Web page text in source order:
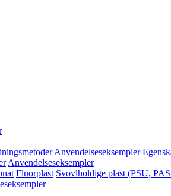
Anvendelseseksempler
Anvendelseseksempler
Fluorplast Svovlholdige plast (PSU,